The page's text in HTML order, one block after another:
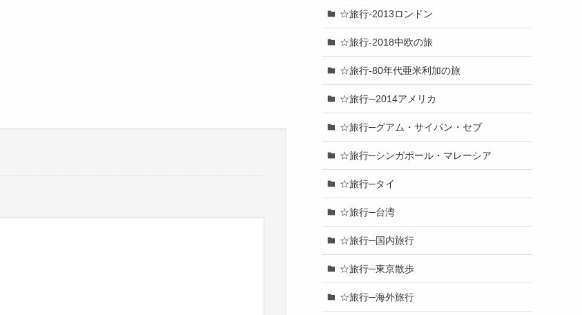
☆旅行-2013ロンドン
☆旅行-2018中欧の旅
☆旅行-80年代亜米利加の旅
☆旅行─2014アメリカ
☆旅行─グアム・サイパン・セブ
☆旅行─シンガポール・マレーシア
☆旅行─タイ
☆旅行─台湾
☆旅行─国内旅行
☆旅行─東京散歩
☆旅行─海外旅行